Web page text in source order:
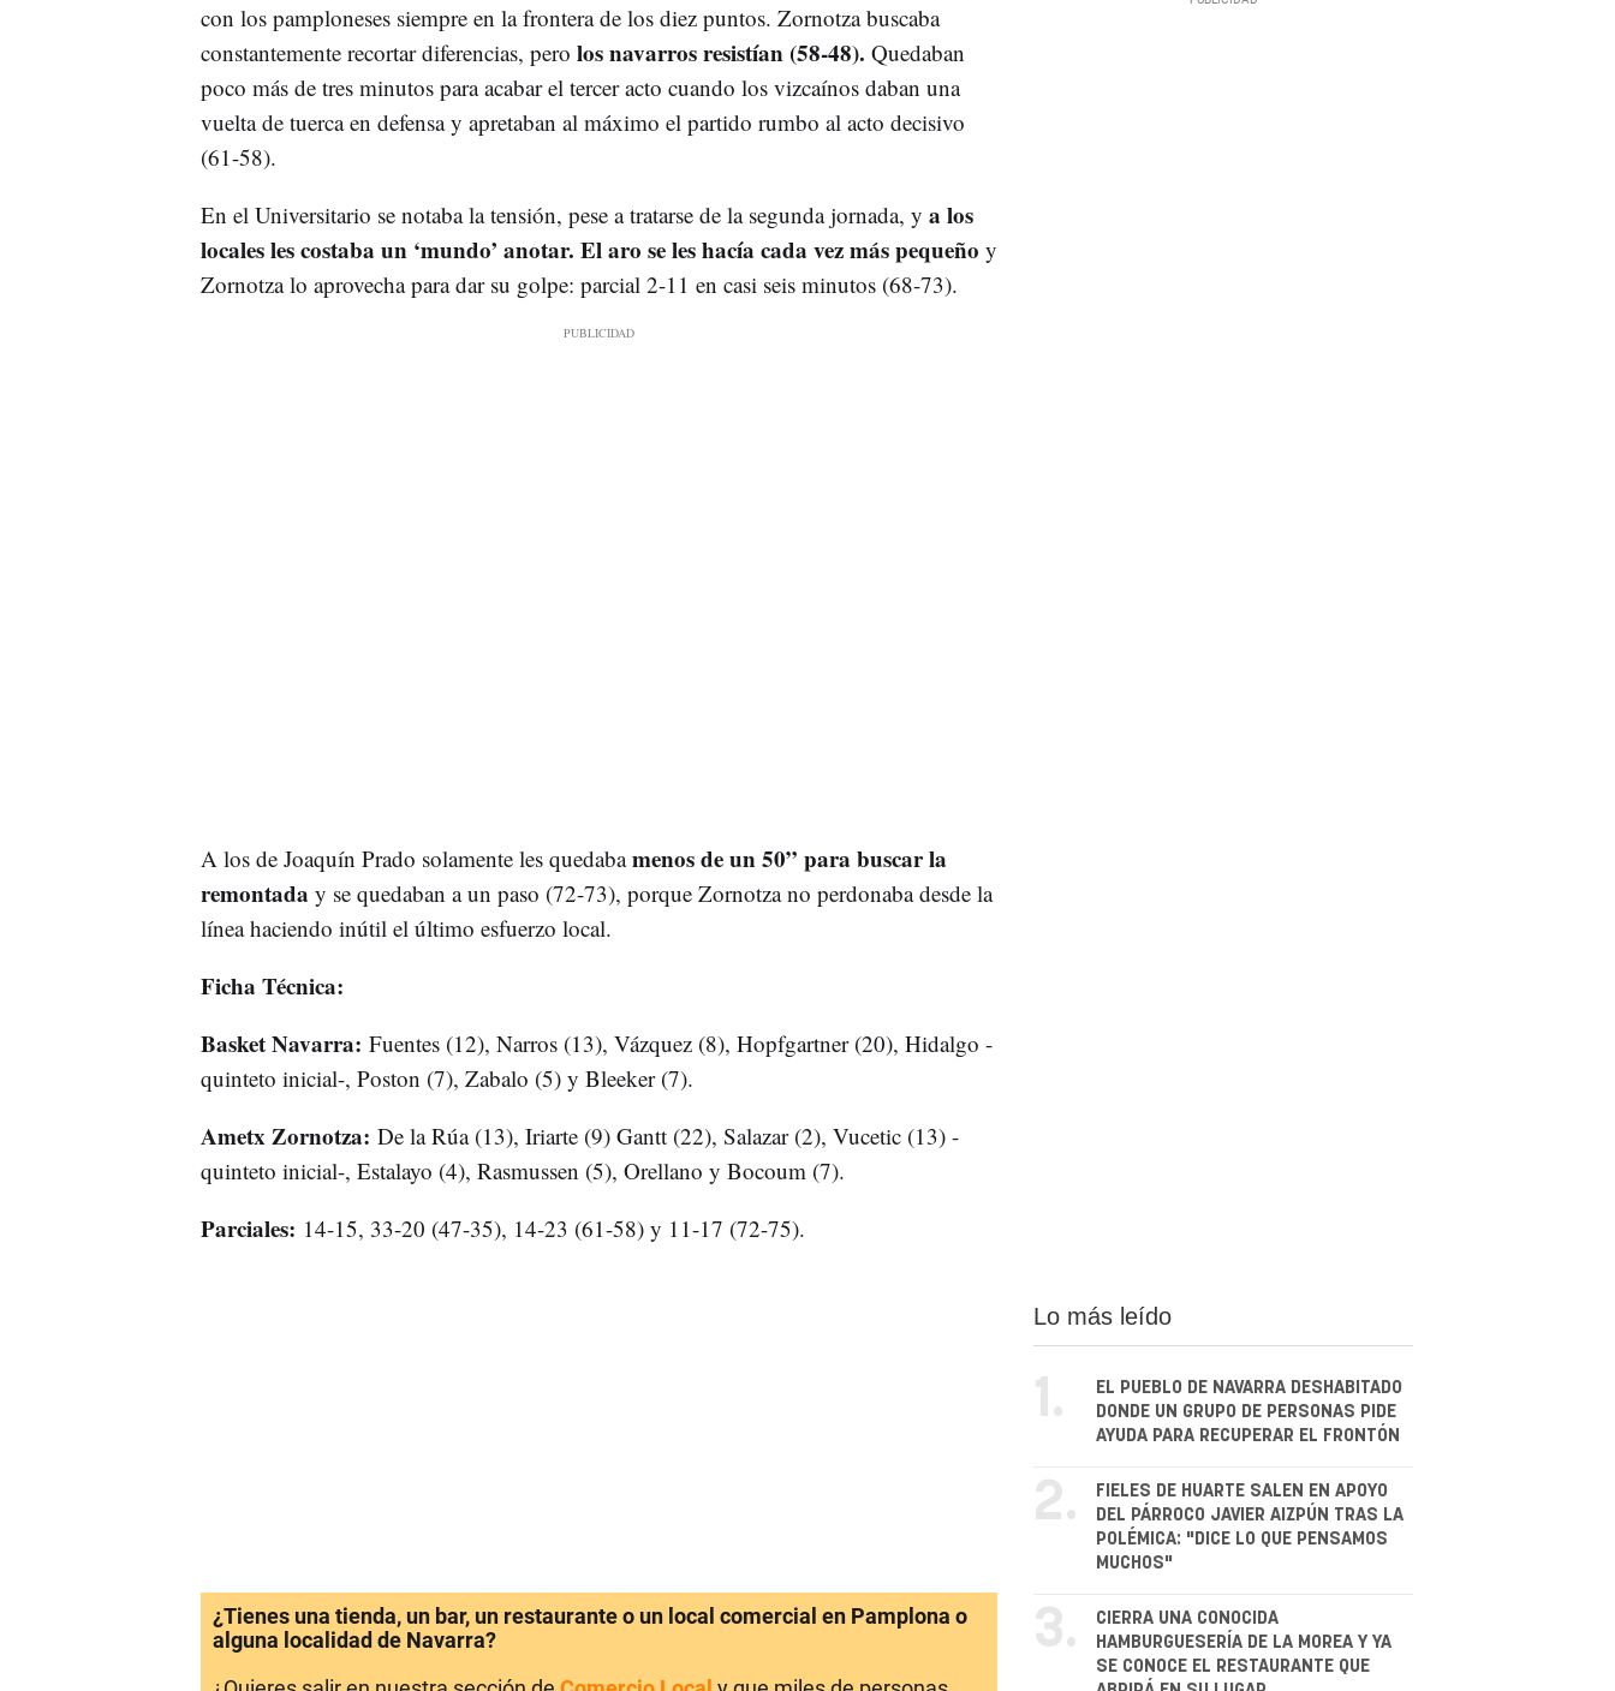
con los pamploneses siempre en la frontera de los diez puntos. Zornotza buscaba
constantemente recortar diferencias, pero los navarros resistían (58-48). Quedaban
poco más de tres minutos para acabar el tercer acto cuando los vizcaínos daban una
vuelta de tuerca en defensa y apretaban al máximo el partido rumbo al acto decisivo
(61-58).
En el Universitario se notaba la tensión, pese a tratarse de la segunda jornada, y a los
locales les costaba un ‘mundo’ anotar. El aro se les hacía cada vez más pequeño y
Zornotza lo aprovecha para dar su golpe: parcial 2-11 en casi seis minutos (68-73).
A los de Joaquín Prado solamente les quedabamenos de un 50” para buscar la
remontada y se quedaban a un paso (72-73), porque Zornotza no perdonaba desde la
línea haciendo inútil el último esfuerzo local.
Ficha Técnica:
Basket Navarra: Fuentes (12), Narros (13), Vázquez (8), Hopfgartner (20), Hidalgo -
quinteto inicial-, Poston (7), Zabalo (5) y Bleeker (7).
Ametx Zornotza: De la Rúa (13), Iriarte (9) Gantt (22), Salazar (2), Vucetic (13) -
quinteto inicial-, Estalayo (4), Rasmussen (5), Orellano y Bocoum (7).
Parciales: 14-15, 33-20 (47-35), 14-23 (61-58) y 11-17 (72-75).
¿Tienes una tienda, un bar, un restaurante o un local comercial en Pamplona o
alguna localidad de Navarra?
Lo más leído
1.
EL PUEBLO DE NAVARRA DESHABITADO
DONDE UN GRUPO DE PERSONAS PIDE
AYUDA PARA RECUPERAR EL FRONTÓN
2.
FIELES DE HUARTE SALEN EN APOYO
DEL PÁRROCO JAVIER AIZPÚN TRAS LA
POLÉMICA: "DICE LO QUE PENSAMOS
MUCHOS"
3.
CIERRA UNA CONOCIDA
HAMBURGUESERÍA DE LA MOREA Y YA
SE CONOCE EL RESTAURANTE QUE